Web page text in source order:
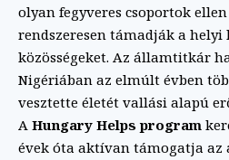
olyan fegyveres csoportok
rendszeresen támadják a helyi
közösségeket. Az államtitkár
Nigériában az elmúlt évben
vesztette életét vallási alapú
A Hungary Helps program
évek óta aktívan támogatja az